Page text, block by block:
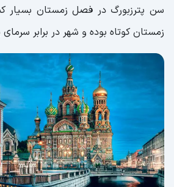
سن پترزبورگ در فصل زمستان بسیار
زمستان کوتاه بوده و شهر در برابر